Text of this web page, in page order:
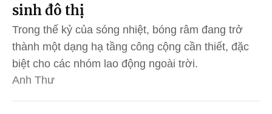
sinh đô thị
Trong thế kỷ của sóng nhiệt, bóng râm đang trở
thành một dạng hạ tầng công cộng cần thiết, đặc
biệt cho các nhóm lao động ngoài trời.
Anh Thư